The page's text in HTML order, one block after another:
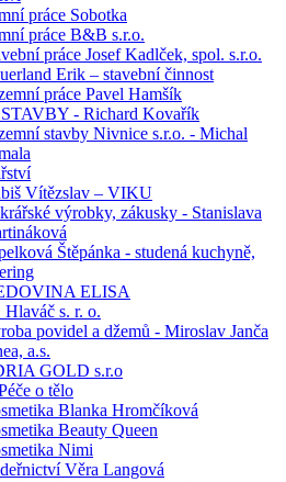
práce Sobotka
práce B&B s.r.o.
práce Josef Kadlček, spol. s.r.o.
Erik – stavební činnost
práce Pavel Hamšík
- Richard Kovařík
stavby Nivnice s.r.o. - Michal
Vítězslav – VIKU
výrobky, zákusky - Stanislava
Štěpánka - studená kuchyně,
ELISA
Hlaváč s. r. o.
povidel a džemů - Miroslav Janča
a.s.
GOLD s.r.o
o tělo
Blanka Hromčíková
Beauty Queen
Nimi
Věra Langová